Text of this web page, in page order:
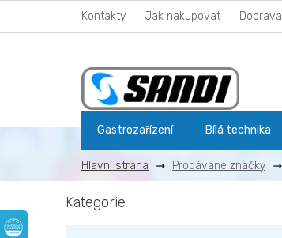
obsah
Kontakty Jak nakupovat Doprava
Gastrozařízení Bílá technika
Prodávané značky
o
s
Přeskočit
Kategorie